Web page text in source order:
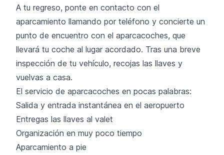
A tu regreso, ponte en contacto con el
aparcamiento llamando por teléfono y concierte un
punto de encuentro con el aparcacoches, que
llevará tu coche al lugar acordado. Tras una breve
inspección de tu vehículo, recojas las llaves y
vuelvas a casa.
El servicio de aparcacoches en pocas palabras:
Salida y entrada instantánea en el aeropuerto
Entregas las llaves al valet
Organización en muy poco tiempo
Aparcamiento a pie